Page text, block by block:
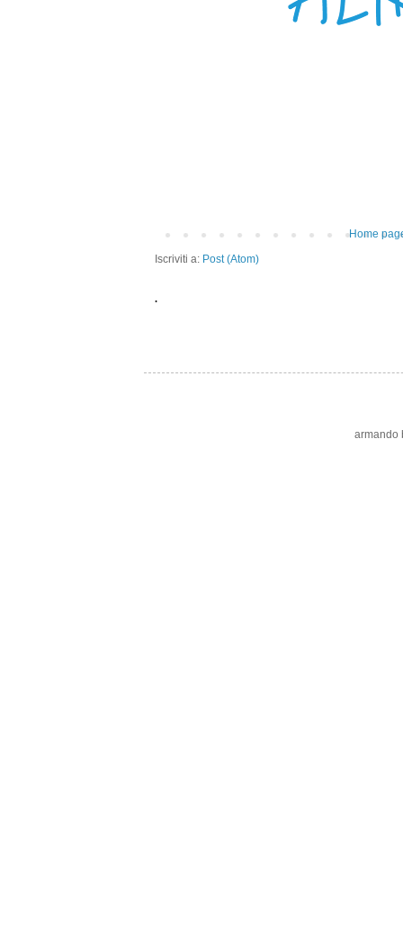
Home
Iscriviti a: Post (Atom)
.
armando